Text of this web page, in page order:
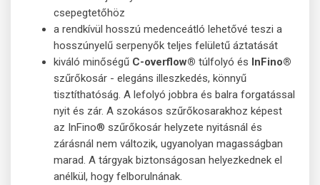
csepegtetőhöz
a rendkívül hosszú medenceátló lehetővé teszi a
hosszúnyelű serpenyők teljes felületű áztatását
kiváló minőségű C-overflow® túlfolyó és InFino®
szűrőkosár - elegáns illeszkedés, könnyű
tisztíthatóság. A lefolyó jobbra és balra forgatással
nyit és zár. A szokásos szűrőkosarakhoz képest
az InFino® szűrőkosár helyzete nyitásnál és
zárásnál nem változik, ugyanolyan magasságban
marad. A tárgyak biztonságosan helyezkednek el
anélkül, hogy felborulnának.